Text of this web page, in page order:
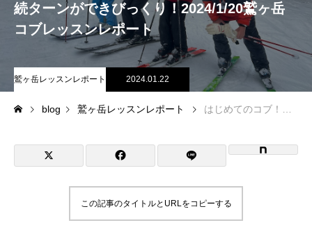
参加までの流れ
レッスン料金
参加費のお支払い
各会場の集合場所
スキー場から選ぶ Ski Area
鷲ヶ岳＆高鷲スノーパーク
続ターンができびっくり！2024/1/20鷲ヶ岳
コブレッスンレポート
鷲ヶ岳レッスンレポート 2024.01.22
blog 鷲ヶ岳レッスンレポート はじめてのコブ！ワンターン停止どころか連続ターンができびっくり！2024/1/20鷲ヶ岳コブレッスンレポート
この記事のタイトルとURLをコピーする